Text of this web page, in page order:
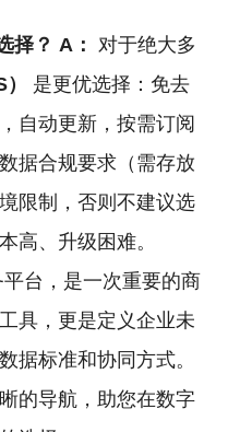
择？ A： 对于绝大多
是更优选择：免去
自动更新，按需订阅
据合规要求（需存放
限制，否则不建议选
高、升级困难。
台，是一次重要的商
具，更是定义企业未
据标准和协同方式。
的导航，助您在数字